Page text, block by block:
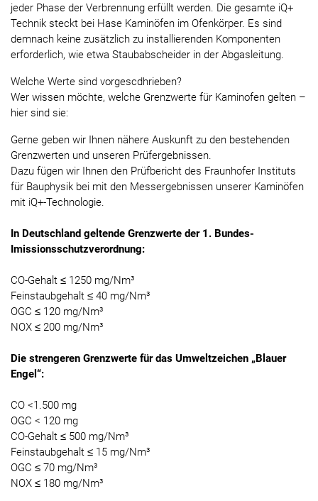
jeder Phase der Verbrennung erfüllt werden. Die gesamte iQ+
Technik steckt bei Hase Kaminöfen im Ofenkörper. Es sind
demnach keine zusätzlich zu installierenden Komponenten
erforderlich, wie etwa Staubabscheider in der Abgasleitung.
Welche Werte sind vorgescdhrieben?
Wer wissen möchte, welche Grenzwerte für Kaminofen gelten –
hier sind sie:
Gerne geben wir Ihnen nähere Auskunft zu den bestehenden
Grenzwerten und unseren Prüfergebnissen.
Dazu fügen wir Ihnen den Prüfbericht des Fraunhofer Instituts
für Bauphysik bei mit den Messergebnissen unserer Kaminöfen
mit iQ+-Technologie.
In Deutschland geltende Grenzwerte der 1. Bundes-
Imissionsschutzverordnung:
CO-Gehalt ≤ 1250 mg/Nm³
Feinstaubgehalt ≤ 40 mg/Nm³
OGC ≤ 120 mg/Nm³
NOX ≤ 200 mg/Nm³
Die strengeren Grenzwerte für das Umweltzeichen „Blauer
Engel“:
CO <1.500 mg
OGC < 120 mg
CO-Gehalt ≤ 500 mg/Nm³
Feinstaubgehalt ≤ 15 mg/Nm³
OGC ≤ 70 mg/Nm³
NOX ≤ 180 mg/Nm³